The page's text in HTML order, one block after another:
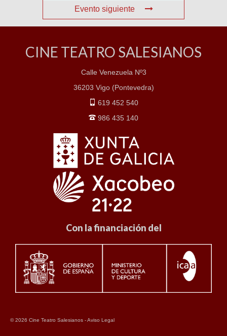
Evento siguiente
CINE TEATRO SALESIANOS
Calle Venezuela Nº3
36203 Vigo (Pontevedra)
619 452 540
986 435 140
Con la financiación del
© 2026 Cine Teatro Salesianos -Aviso Legal